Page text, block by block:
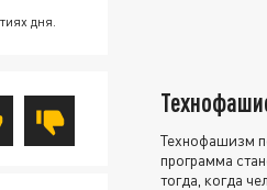
дня.
Технофашизм
программа
тогда, когда